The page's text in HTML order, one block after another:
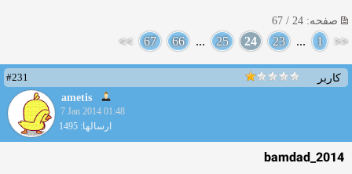
صفحه: 24 / 67
<<
1
...
23
24
25
...
66
67
>>
کاربر
#231
ametis
7 Jan 2014 01:48
ارسالها: 1495
bamdad_2014